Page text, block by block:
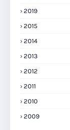
2019
2015
2014
2013
2012
2011
2010
2009